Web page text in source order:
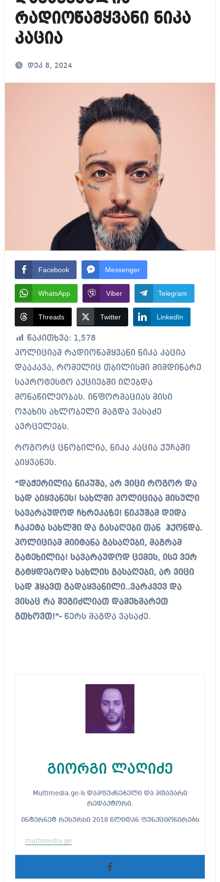
რადიოწამყვანი ნიკა
კაცია
დეკ 8, 2024
Facebook Messenger
WhatsApp Viber Telegram
Threads Twitter LinkedIn
წაკითხვა: 1,578
პოლიციამ რადიოწამყვანი ნიკა კაცია
დააკავა, რომელიც თბილისში მიმდინარე
საპროტესტო აქციებში იღებდა
მონაწილეობას. ინფორმაციას მისი
ოჯახის ახლობელი მაგდა ვასაძე
ავრცელებს.
როგორც ცნობილია, ნიკა კაცია ქუჩაში
აიყვანეს.
“დაჭერილია ნიკუშა, არ ვიცი როგორ და
სად აიყვანეს! სახლში პოლიციაა მისული
სავარაუდოდ ჩხრეკაზე! ნიკუშამ დედა
ჩაკეტა სახლში და გასაღები თან ჰქონდა.
პოლიციამ მიიტანა გასაღები, მაგრამ
გატეხილია! სავარაუდოდ ცემეს, ისე ვერ
გატყდებოდა სახლის გასაღები, არ ვიცი
სად ჰყავთ გადაყვანილი..ვარკვევ და
ვისაც რა შეგიძლიათ დამეხმარეთ
გთხოვთ!”-წერს მაგდა ვასაძე.
გიორგი ლაღიძე
Multimedia.ge-ს დამფუძნებელი და მთავარი
რედაქტორი.
ინტერნეტ რესურსი 2018 წლიდან ფუნქციონირებს
multimedia.ge